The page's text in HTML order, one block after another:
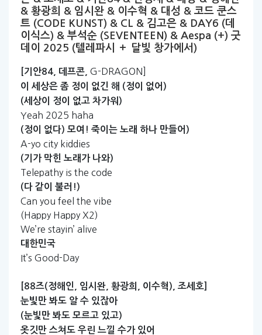
& 황광희 & 임시완 & 이수혁 & 대성 & 코드 쿤스
트 (CODE KUNST) & CL & 김고은 & DAY6 (데
이식스) & 부석순 (SEVENTEEN) & Aespa (+) 굿
데이 2025 (텔레파시 ＋ 달빛 창가에서)
[기안84, 데프콘, G-DRAGON]
이 세상은 좀 정이 없긴 해 (정이
없어)
(세상이
정이 없고 차가워)
Yeah 2025 haha
(정이 없다) 모여! 죽이는 노래 하나 만들어)
A-yo city kiddies
(기가 막힌 노래가 나와)
Telepathy is the code
(다 같이 불러!)
Can you feel the vibe
(Happy Happy X2)
We’re stayin’ alive
대한민국
It’s Good-Day
[88즈(정해인, 임시완, 황광희, 이수혁),
조세호]
눈빛만 봐도 알 수 있잖아
(눈빛만 봐도 모르고 있고)
옷깃만 스쳐도 우린 느낄 수가 있어